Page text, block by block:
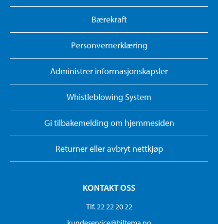
Bærekraft
Personvernerklæring
Administrer informasjonskapsler
Whistleblowing System
Gi tilbakemelding om hjemmesiden
Returner eller avbryt nettkjøp
KONTAKT OSS
Tlf. 22 22 20 22